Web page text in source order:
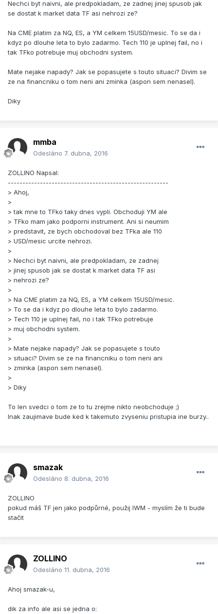
Nechci byt naivni, ale predpokladam, ze zadnej jinej spusob jak
se dostat k market data TF asi nehrozi ze?
Na CME platim za NQ, ES, a YM celkem 15USD/mesic. To se da i
kdyz po dlouhe leta to bylo zadarmo. Tech 110 je uplnej fail, no i
tak TFko potrebuje muj obchodni system.
Mate nejake napady? Jak se popasujete s touto situaci? Divim se
ze na financniku o tom neni ani zminka (aspon sem nenasel).
Diky
mmba
Odesláno 7. dubna, 2016
ZOLLINO Napsal:
-------------------------------------------------------
> Ahoj,
>
> tak mne to TFko taky dnes vypli. Obchoduji YM ale
> TFko mam jako podporni instrument. Ani si neumim
> predstavit, ze bych obchodoval bez TFka ale 110
> USD/mesic urcite nehrozi.
>
> Nechci byt naivni, ale predpokladam, ze zadnej
> jinej spusob jak se dostat k market data TF asi
> nehrozi ze?
>
> Na CME platim za NQ, ES, a YM celkem 15USD/mesic.
> To se da i kdyz po dlouhe leta to bylo zadarmo.
> Tech 110 je uplnej fail, no i tak TFko potrebuje
> muj obchodni system.
>
> Mate nejake napady? Jak se popasujete s touto
> situaci? Divim se ze na financniku o tom neni ani
> zminka (aspon sem nenasel).
>
> Diky
To len svedci o tom ze to tu zrejme nikto neobchoduje ;)
Inak zaujimave bude ked k takemuto zvyseniu pristupia ine burzy..
smazak
Odesláno 8. dubna, 2016
ZOLLINO
pokud máš TF jen jako podpůrné, použij IWM - myslím že ti bude
stačit
ZOLLINO
Odesláno 11. dubna, 2016
Ahoj smazak-u,
dik za info ale asi se jedna o: